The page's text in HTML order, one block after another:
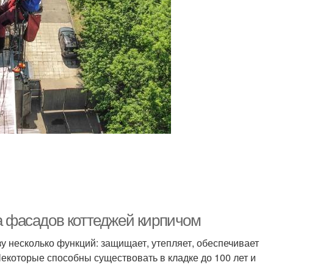
коттеджей кирпичом
функций: защищает, утепляет, обеспечивает
способны существовать в кладке до 100 лет и